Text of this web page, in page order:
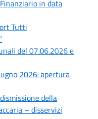
in data
Tutti
del 07.06.2026 e
2026: apertura
della
– disservizi